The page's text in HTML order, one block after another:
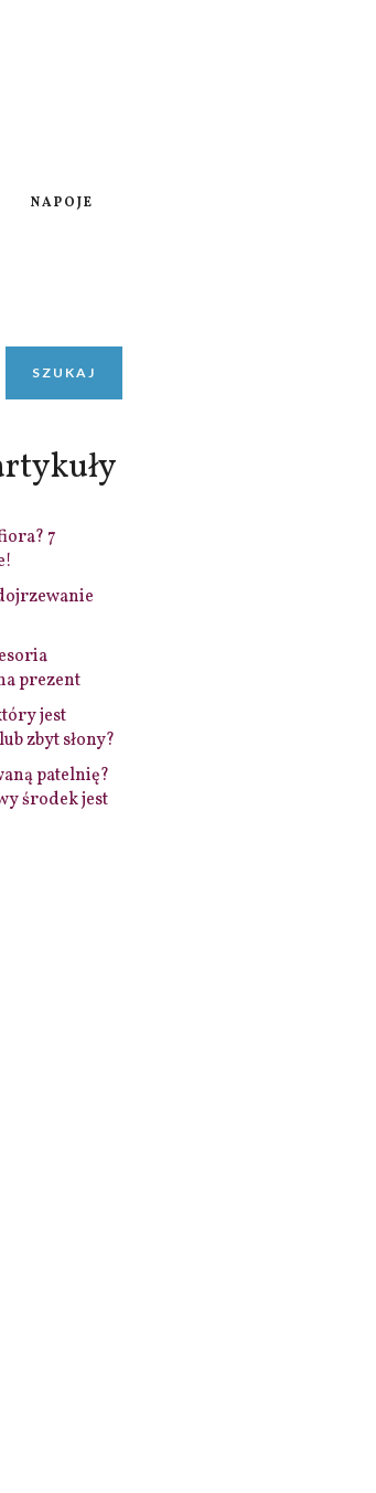
NAPOJE
SZUKAJ
7
prezent
jest
zbyt słony?
patelnię?
środek jest